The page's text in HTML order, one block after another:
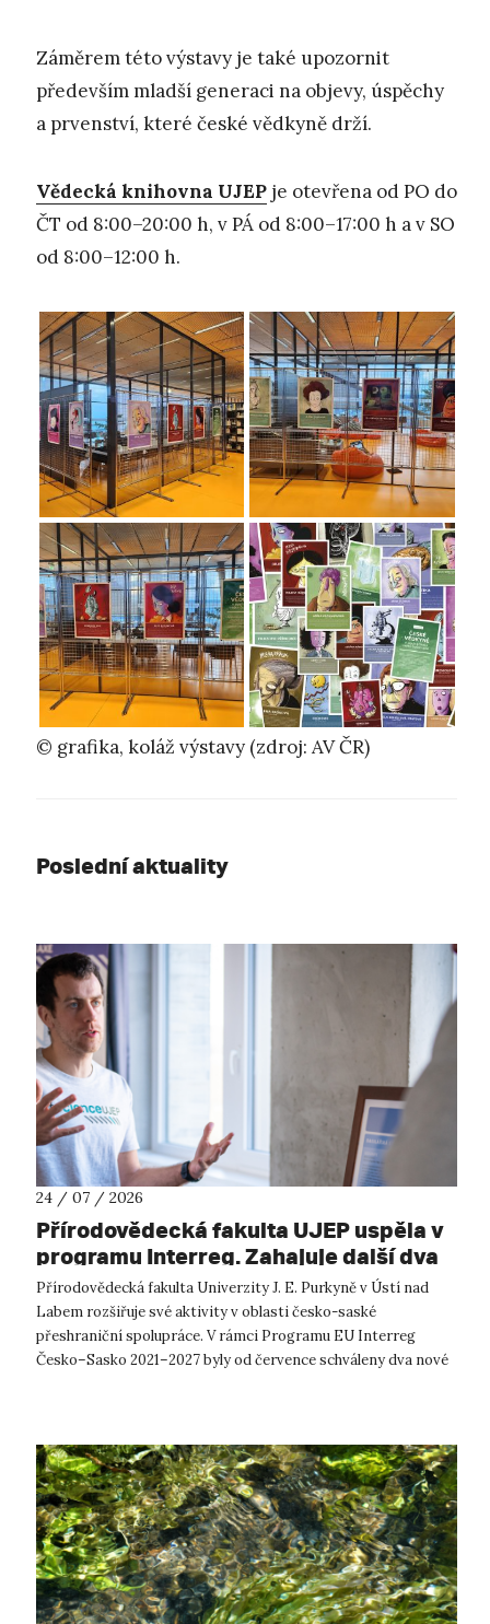
Záměrem této výstavy je také upozornit
především mladší generaci na objevy, úspěchy
a prvenství, které české vědkyně drží.
Vědecká knihovna UJEP je otevřena od PO do
ČT od 8:00–20:00 h, v PÁ od 8:00–17:00 h a v SO
od 8:00–12:00 h.
© grafika, koláž výstavy (zdroj: AV ČR)
Poslední aktuality
24 / 07 / 2026
Přírodovědecká fakulta UJEP uspěla v
programu Interreg. Zahajuje další dva
přeshraniční projekty se saskými
partnery
Přírodovědecká fakulta Univerzity J. E. Purkyně v Ústí nad
Labem rozšiřuje své aktivity v oblasti česko-saské
přeshraniční spolupráce. V rámci Programu EU Interreg
Česko–Sasko 2021–2027 byly od července schváleny dva nové